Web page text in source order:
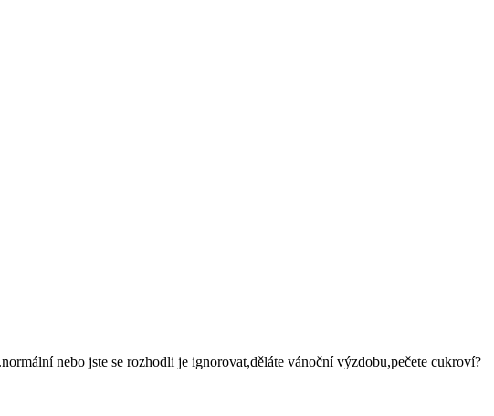
nebo jste se rozhodli je ignorovat,děláte vánoční výzdobu,pečete cukroví?